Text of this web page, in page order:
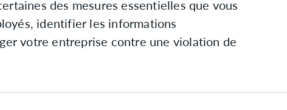
des mesures essentielles que vous
identifier les informations
votre entreprise contre une violation de